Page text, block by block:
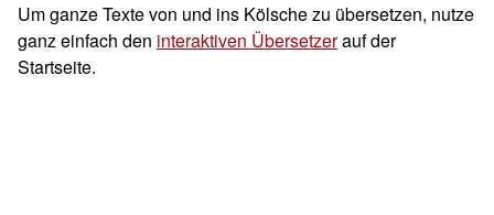
Um ganze Texte von und ins Kölsche zu übersetzen, nutze
ganz einfach den interaktiven Übersetzerauf der
Startseite.